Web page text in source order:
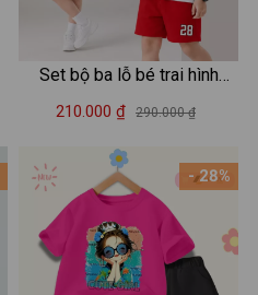
Set bộ ba lỗ bé trai hình
"Player 28 Awake and Pray"
210.000 ₫ 290.000 ₫
- 28%